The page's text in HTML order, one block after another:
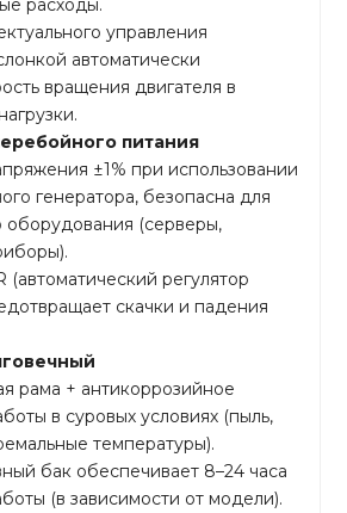
управления
автоматически
вращения двигателя в
питания
±1% при использовании
генератора, безопасна для
оборудования (серверы,
(автоматический регулятор
скачки и падения
рама + антикоррозийное
в суровых условиях (пыль,
температуры).
бак обеспечивает 8–24 часа
(в зависимости от модели).